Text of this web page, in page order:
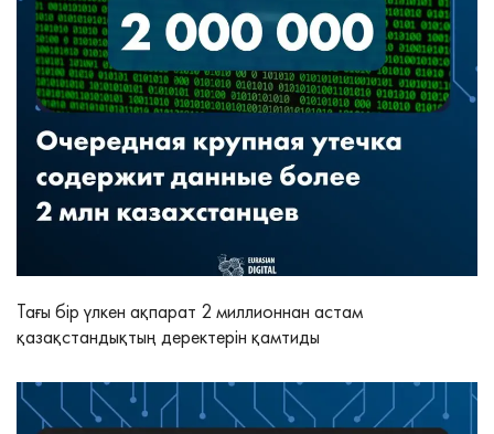
Тағы бір үлкен ақпарат 2 миллионнан астам
қазақстандықтың деректерін қамтиды